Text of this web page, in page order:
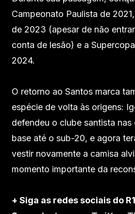
Campeonato Paulista de
de 2023 (apesar de não
conta de lesão) e a
2024.
O retorno ao Santos marca
espécie de volta às origens:
defendeu o clube santista
base até o sub-20, e agora
vestir novamente a camisa
momento importante da
+ Siga as redes sociais do